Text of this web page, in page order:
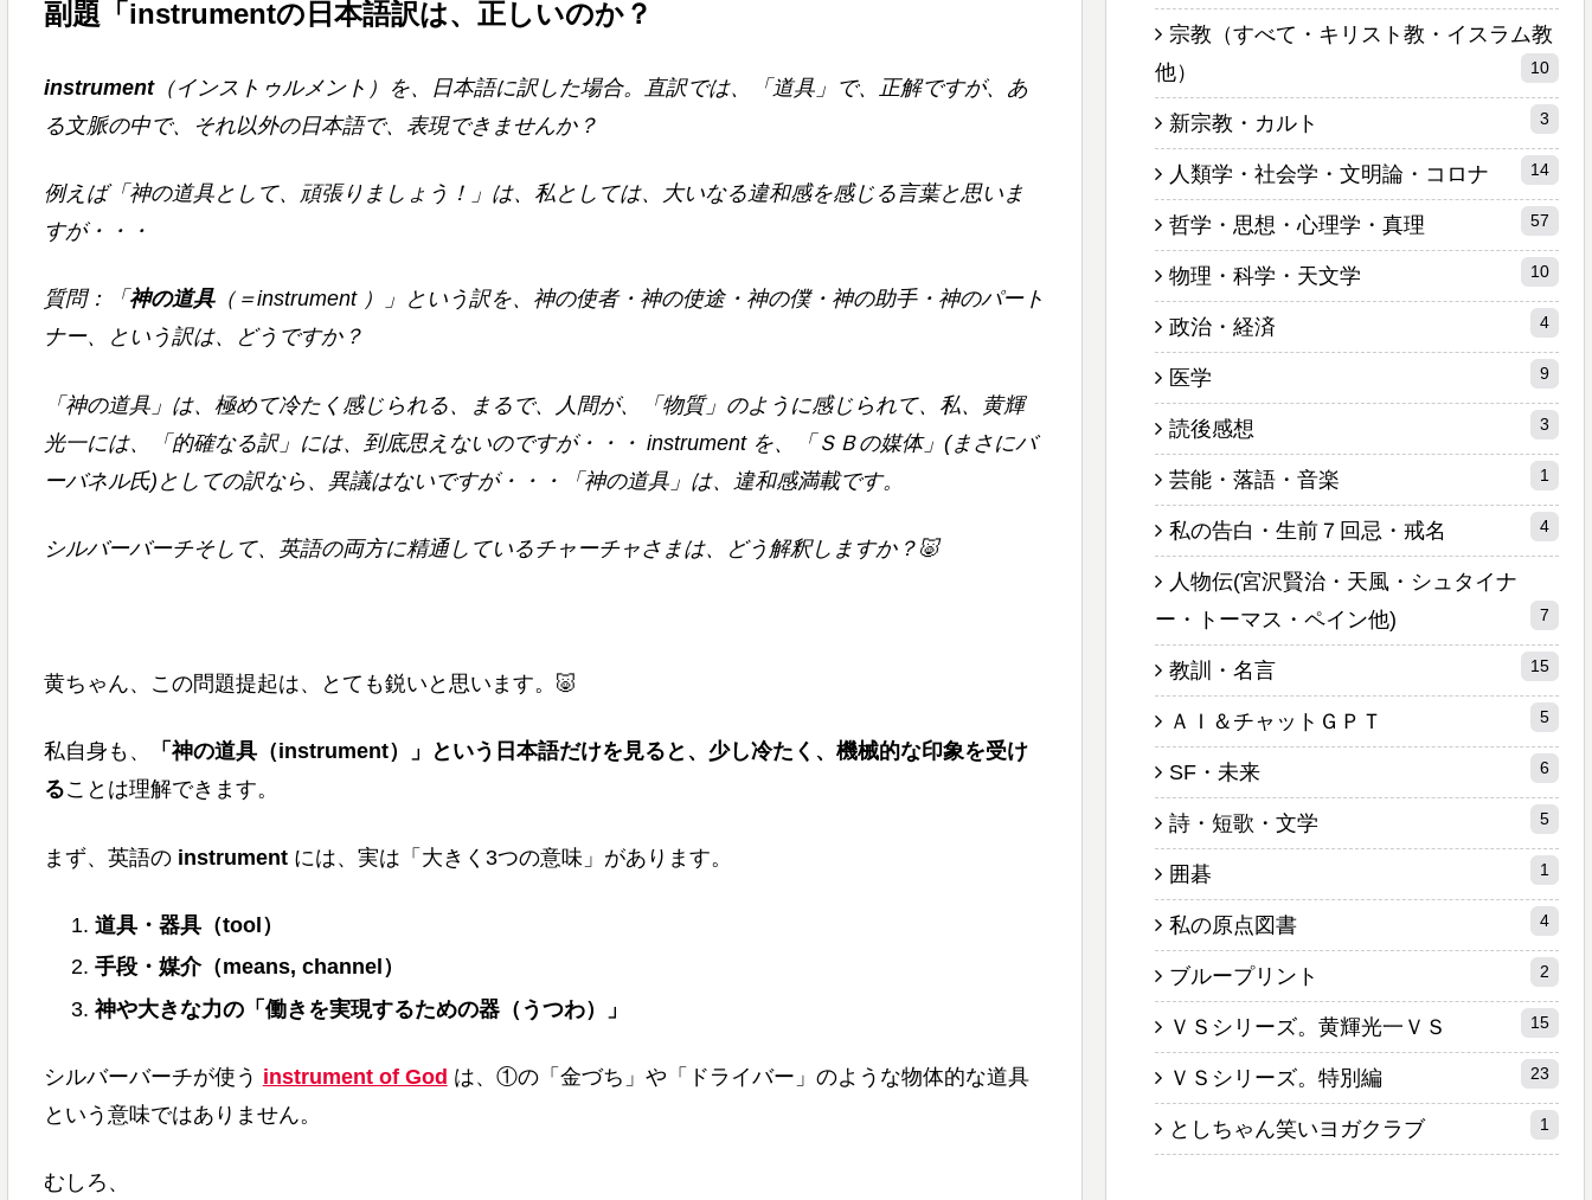
副題「instrumentの日本語訳は、正しいのか？
instrument（インストゥルメント）を、日本語に訳した場合。直訳では、「道具」で、正解ですが、あ
る文脈の中で、それ以外の日本語で、表現できませんか？
例えば「神の道具として、頑張りましょう！」は、私としては、大いなる違和感を感じる言葉と思いま
すが・・・
質問：「神の道具（＝instrument ）」という訳を、神の使者・神の使途・神の僕・神の助手・神のパート
ナー、という訳は、どうですか？
「神の道具」は、極めて冷たく感じられる、まるで、人間が、「物質」のように感じられて、私、黄輝
光一には、「的確なる訳」には、到底思えないのですが・・・ instrument を、「ＳＢの媒体」(まさにバ
ーバネル氏)としての訳なら、異議はないですが・・・「神の道具」は、違和感満載です。
シルバーバーチそして、英語の両方に精通しているチャーチャさまは、どう解釈しますか？🐷
黄ちゃん、この問題提起は、とても鋭いと思います。🐷
私自身も、
「神の道具（instrument）」という日本語だけを見ると、少し冷たく、機械的な印象を受け
ることは理解できます。
まず、英語の instrumentには、実は「大きく3つの意味」があります。
道具・器具（tool）
手段・媒介（means, channel）
神や大きな力の「働きを実現するための器（うつわ）」
シルバーバーチが使う instrument of God は、①の「金づち」や「ドライバー」のような物体的な道具
という意味ではありません。
むしろ、
宗教（すべて・キリスト教・イスラム教
他）
10
新宗教・カルト 3
人類学・社会学・文明論・コロナ 14
哲学・思想・心理学・真理 57
物理・科学・天文学 10
政治・経済 4
医学 9
読後感想 3
芸能・落語・音楽 1
私の告白・生前７回忌・戒名 4
人物伝(宮沢賢治・天風・シュタイナ
ー・トーマス・ペイン他)
7
教訓・名言 15
ＡＩ＆チャットＧＰＴ 5
SF・未来 6
詩・短歌・文学 5
囲碁 1
私の原点図書 4
ブループリント 2
ＶＳシリーズ。黄輝光一ＶＳ 15
ＶＳシリーズ。特別編 23
としちゃん笑いヨガクラブ 1